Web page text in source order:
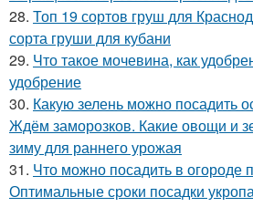
28. Топ 19 сортов груш для
сорта груши для кубани
29. Что такое мочевина, как
удобрение
30. Какую зелень можно посадить
Ждём заморозков. Какие овощи и
зиму для раннего урожая
31. Что можно посадить в огороде
Оптимальные сроки посадки